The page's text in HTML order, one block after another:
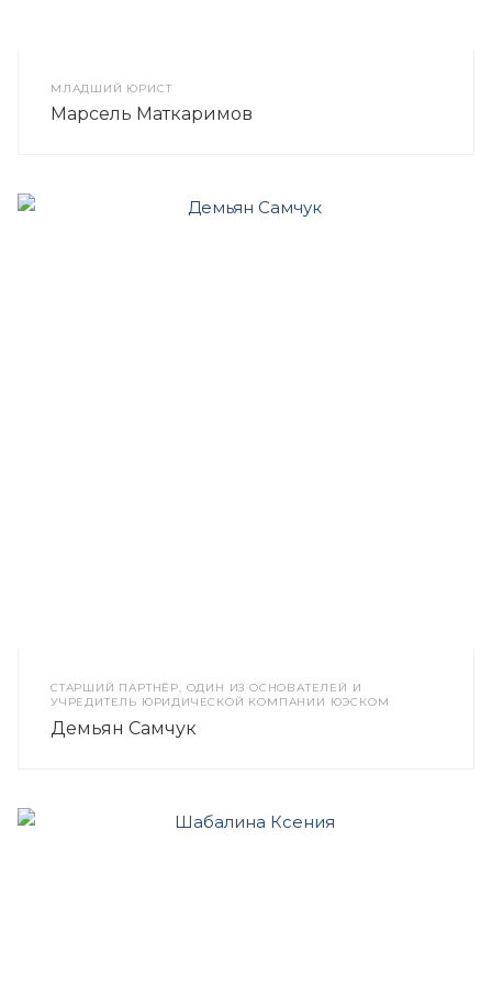
МЛАДШИЙ ЮРИСТ
Марсель Маткаримов
CТАРШИЙ ПАРТНЁР, ОДИН ИЗ ОСНОВАТЕЛЕЙ И
УЧРЕДИТЕЛЬ ЮРИДИЧЕСКОЙ КОМПАНИИ ЮЭСКОМ
Демьян Самчук